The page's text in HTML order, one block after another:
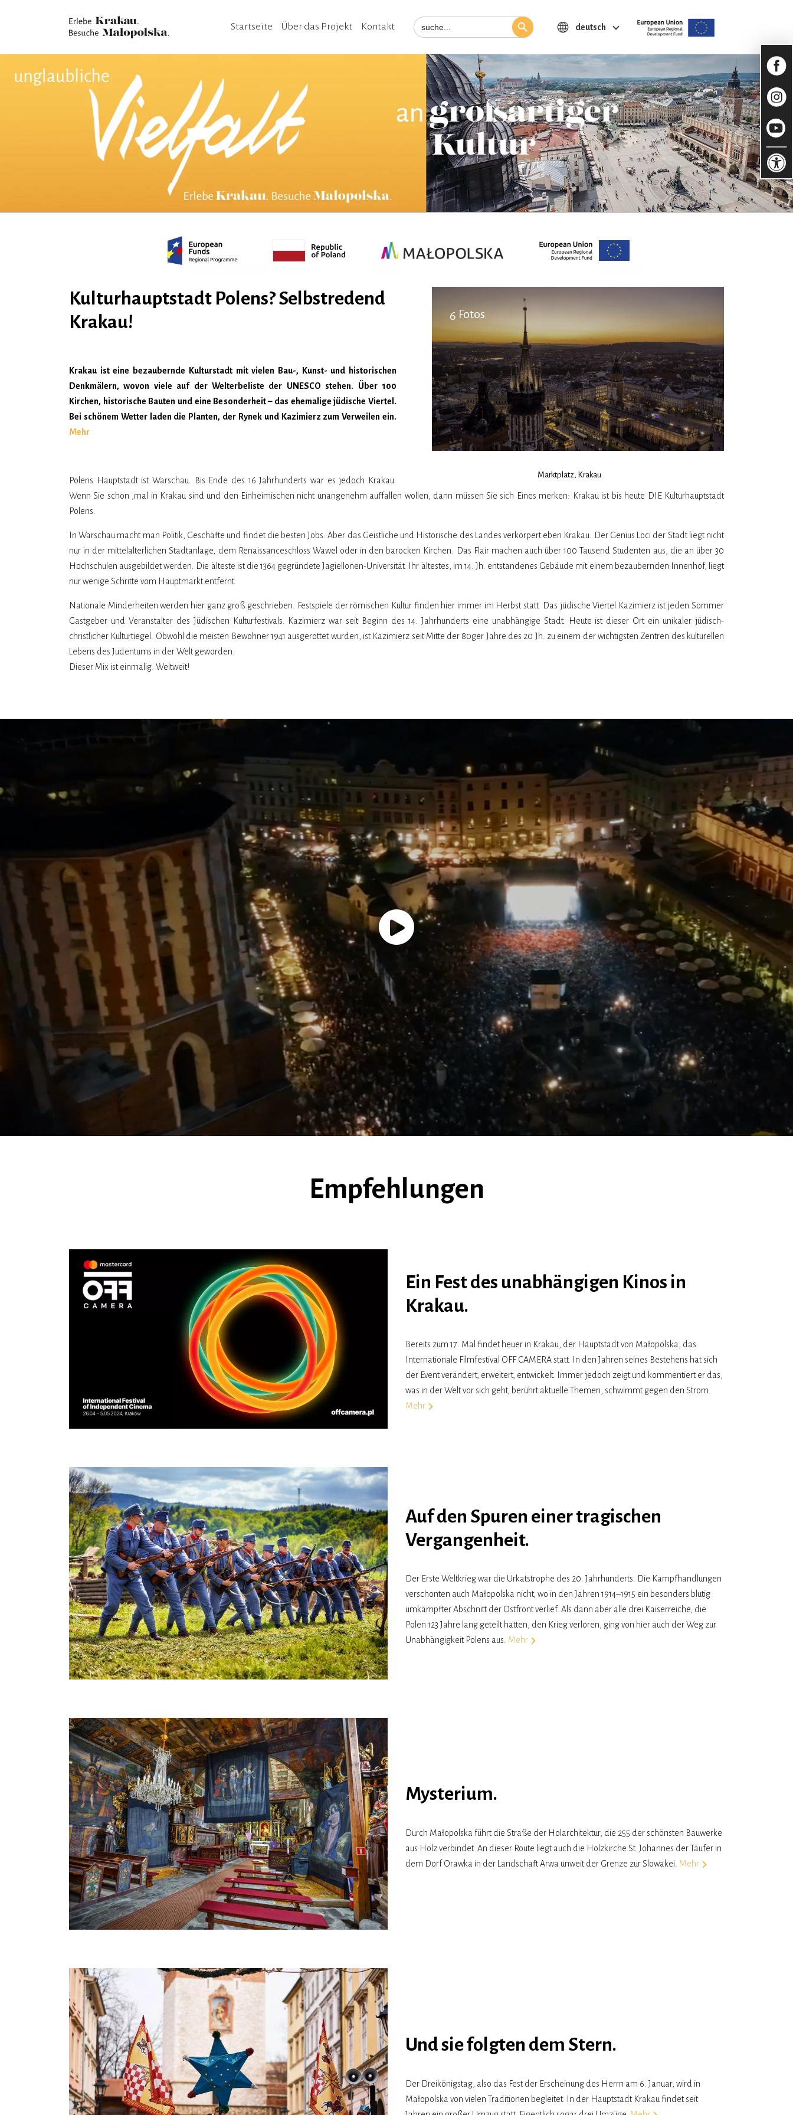
Startseite Über das Projekt Kontakt
Search
for:
Search Button
deutsch
6 Fotos
Marktplatz, Krakau
Kulturhauptstadt Polens? Selbstredend
Krakau!
Krakau ist eine bezaubernde Kulturstadt mit vielen Bau-, Kunst- und historischen
Denkmälern, wovon viele auf der Welterbeliste der UNESCO stehen. Über 100
Kirchen, historische Bauten und eine Besonderheit – das ehemalige jüdische Viertel.
Bei schönem Wetter laden die Planten, der Rynek und Kazimierz zum Verweilen ein.
Mehr
Polens Hauptstadt ist Warschau. Bis Ende des 16 Jahrhunderts war es jedoch Krakau.
Wenn Sie schon ‚mal in Krakau sind und den Einheimischen nicht unangenehm auffallen wollen, dann müssen Sie sich Eines merken: Krakau ist bis heute DIE Kulturhauptstadt
Polens.
In Warschau macht man Politik, Geschäfte und findet die besten Jobs. Aber das Geistliche und Historische des Landes verkörpert eben Krakau. Der Genius Loci der Stadt liegt nicht
nur in der mittelalterlichen Stadtanlage, dem Renaissanceschloss Wawel oder in den barocken Kirchen. Das Flair machen auch über 100 Tausend Studenten aus, die an über 30
Hochschulen ausgebildet werden. Die älteste ist die 1364 gegründete Jagiellonen-Universität. Ihr ältestes, im 14. Jh. entstandenes Gebäude mit einem bezaubernden Innenhof, liegt
nur wenige Schritte vom Hauptmarkt entfernt.
Nationale Minderheiten werden hier ganz groß geschrieben. Festspiele der römischen Kultur finden hier immer im Herbst statt. Das jüdische Viertel Kazimierz ist jeden Sommer
Gastgeber und Veranstalter des Jüdischen Kulturfestivals. Kazimierz war seit Beginn des 14. Jahrhunderts eine unabhängige Stadt. Heute ist dieser Ort ein unikaler jüdisch-
christlicher Kulturtiegel. Obwohl die meisten Bewohner 1941 ausgerottet wurden, ist Kazimierz seit Mitte der 80ger Jahre des 20 Jh. zu einem der wichtigsten Zentren des kulturellen
Lebens des Judentums in der Welt geworden.
Dieser Mix ist einmalig. Weltweit!
Empfehlungen
Ein Fest des unabhängigen Kinos in
Krakau.
Bereits zum 17. Mal findet heuer in Krakau, der Hauptstadt von Małopolska, das
Internationale Filmfestival OFF CAMERA statt. In den Jahren seines Bestehens hat sich
der Event verändert, erweitert, entwickelt. Immer jedoch zeigt und kommentiert er das,
was in der Welt vor sich geht, berührt aktuelle Themen, schwimmt gegen den Strom.
Mehr
Auf den Spuren einer tragischen
Vergangenheit.
Der Erste Weltkrieg war die Urkatstrophe des 20. Jahrhunderts. Die Kampfhandlungen
verschonten auch Małopolska nicht, wo in den Jahren 1914–1915 ein besonders blutig
umkämpfter Abschnitt der Ostfront verlief. Als dann aber alle drei Kaiserreiche, die
Polen 123 Jahre lang geteilt hatten, den Krieg verloren, ging von hier auch der Weg zur
Unabhängigkeit Polens aus. Mehr
Mysterium.
Durch Małopolska führt die Straße der Holarchitektur, die 255 der schönsten Bauwerke
aus Holz verbindet. An dieser Route liegt auch die Holzkirche St. Johannes der Täufer in
dem Dorf Orawka in der Landschaft Arwa unweit der Grenze zur Slowakei. Mehr
Und sie folgten dem Stern.
Der Dreikönigstag, also das Fest der Erscheinung des Herrn am 6. Januar, wird in
Małopolska von vielen Traditionen begleitet. In der Hauptstadt Krakau findet seit